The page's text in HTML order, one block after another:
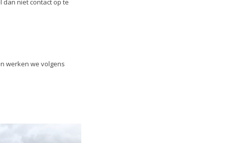
dan niet contact op te
werken we volgens